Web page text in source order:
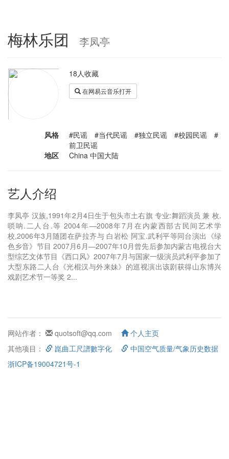
梅林乐团 李凤亭
18人收藏
在网易云音乐打开
风格
#民谣 #当代民谣 #独立民谣 #校园民谣 #
前卫民谣
地区
China 中国大陆
艺人介绍
李凤亭 汉族,1991年2月4日生于包头市土右旗 专业:舞蹈演员 兼 枚.
唢呐.二人台.等 2004年—2008年7月在内蒙西部古民间艺术学
校,2006年3月随团在萨拉齐与 白岩松 阿宝.武利平等同台演出《绿
色乡音》节目 2007月6月—2007年10月曾先后参加内蒙古电视台大
型综艺文体节目《西口风》2007年7月与国家一级演员武利平参加了
大型东路二人台《光棍汉与外来妹》的巡视演出该剧获得山东博兴
戏剧艺术节一等奖 2...
网站作者： quotsoft@qq.com
个人主页
其他项目：
崑曲工尺譜數字化
中国空气质量/气象历史数据
浙ICP备19004721号-1